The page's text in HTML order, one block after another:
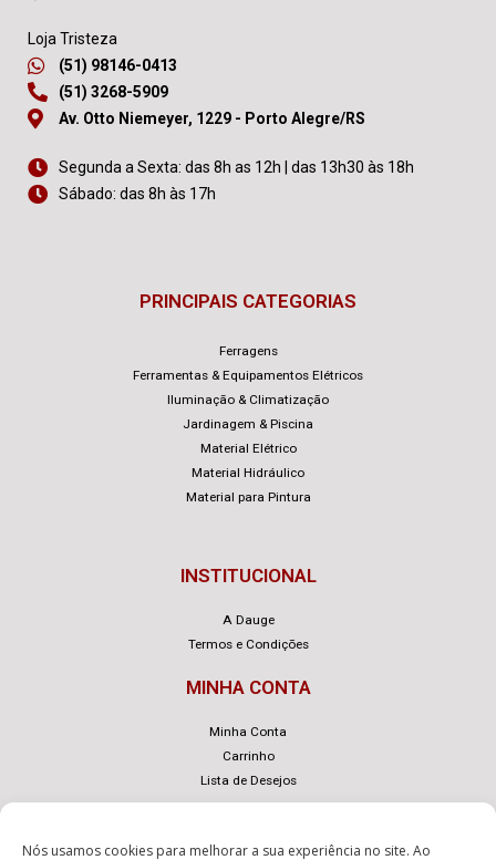
Nós usamos cookies para melhorar a sua experiência no site. Ao
Loja Tristeza
(51) 98146-0413
(51) 3268-5909
Av. Otto Niemeyer, 1229 - Porto Alegre/RS
Segunda a Sexta: das 8h as 12h | das 13h30 às 18h
Sábado: das 8h às 17h
PRINCIPAIS CATEGORIAS
Ferragens
Ferramentas & Equipamentos Elétricos
Iluminação & Climatização
Jardinagem & Piscina
Material Elétrico
Material Hidráulico
Material para Pintura
INSTITUCIONAL
A Dauge
Termos e Condições
MINHA CONTA
Minha Conta
Carrinho
Lista de Desejos